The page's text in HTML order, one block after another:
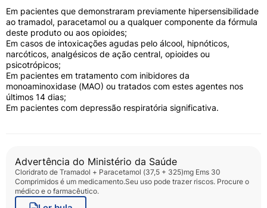
Em pacientes que demonstraram previamente hipersensibilidade
ao tramadol, paracetamol ou a qualquer componente da fórmula
deste produto ou aos opioides;
Em casos de intoxicações agudas pelo álcool, hipnóticos,
narcóticos, analgésicos de ação central, opioides ou
psicotrópicos;
Em pacientes em tratamento com inibidores da
monoaminoxidase (MAO) ou tratados com estes agentes nos
últimos 14 dias;
Em pacientes com depressão respiratória significativa.
Advertência do Ministério da Saúde
Cloridrato de Tramadol + Paracetamol (37,5 + 325)mg Ems 30
Comprimidos é um medicamento.Seu uso pode trazer riscos. Procure o
médico e o farmacêutico.